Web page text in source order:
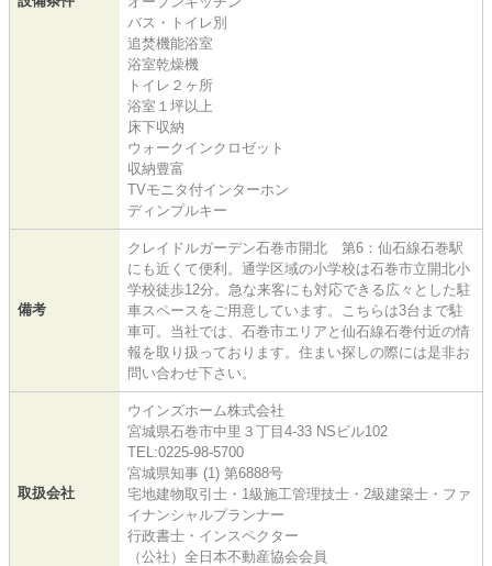
バス・トイレ別
追焚機能浴室
浴室乾燥機
トイレ２ヶ所
浴室１坪以上
床下収納
ウォークインクロゼット
収納豊富
TVモニタ付インターホン
ディンプルキー
備考
クレイドルガーデン石巻市開北 第6：仙石線石巻駅
にも近くて便利。通学区域の小学校は石巻市立開北小
学校徒歩12分。急な来客にも対応できる広々とした駐
車スペースをご用意しています。こちらは3台まで駐
車可。当社では、石巻市エリアと仙石線石巻付近の情
報を取り扱っております。住まい探しの際には是非お
問い合わせ下さい。
取扱会社
ウインズホーム株式会社
宮城県石巻市中里３丁目4-33 NSビル102
TEL:0225-98-5700
宮城県知事 (1) 第6888号
宅地建物取引士・1級施工管理技士・2級建築士・ファ
イナンシャルプランナー
行政書士・インスペクター
（公社）全日本不動産協会会員